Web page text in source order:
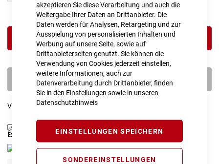
akzeptieren Sie diese Verarbeitung und auch die
Weitergabe Ihrer Daten an Drittanbieter. Die
Daten werden für Analysen, Retargeting und zur
Ausspielung von personalisierten Inhalten und
Werbung auf unsere Seite, sowie auf
Drittanbieterseiten genutzt. Sie können die
Verwendung von Cookies jederzeit einstellen,
weitere Informationen, auch zur
Datenverarbeitung durch Drittanbieter, finden
Sie in den Einstellungen sowie in unseren
Datenschutzhinweis
EINSTELLUNGEN SPEICHERN
SONDEREINSTELLUNGEN
IN DEN WARENKORB
PROBEFAHRT VEREINBAREN
Vergleichsliste: hinzufügen |
Extra Schutz? Jetzt Tarife entdecken!